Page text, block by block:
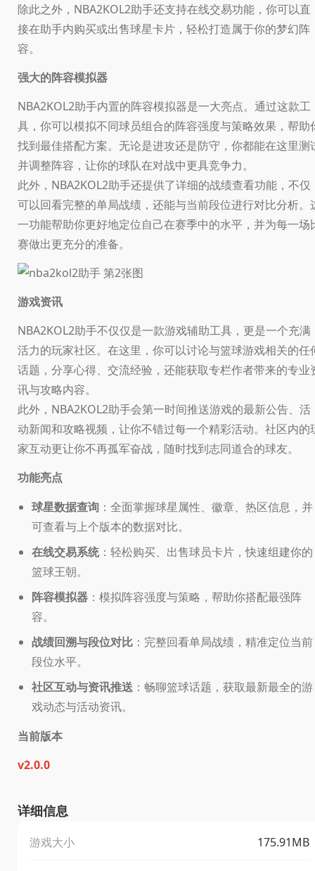
除此之外，NBA2KOL2助手还支持在线交易功能，你可以直
接在助手内购买或出售球星卡片，轻松打造属于你的梦幻阵
容。
强大的阵容模拟器
NBA2KOL2助手内置的阵容模拟器是一大亮点。通过这款工
具，你可以模拟不同球员组合的阵容强度与策略效果，帮助
找到最佳搭配方案。无论是进攻还是防守，你都能在这里测
并调整阵容，让你的球队在对战中更具竞争力。
此外，NBA2KOL2助手还提供了详细的战绩查看功能，不仅
可以回看完整的单局战绩，还能与当前段位进行对比分析。
一功能帮助你更好地定位自己在赛季中的水平，并为每一场
赛做出更充分的准备。
游戏资讯
NBA2KOL2助手不仅仅是一款游戏辅助工具，更是一个充满
活力的玩家社区。在这里，你可以讨论与篮球游戏相关的任
话题，分享心得、交流经验，还能获取专栏作者带来的专业
讯与攻略内容。
此外，NBA2KOL2助手会第一时间推送游戏的最新公告、活
动新闻和攻略视频，让你不错过每一个精彩活动。社区内的
家互动更让你不再孤军奋战，随时找到志同道合的球友。
功能亮点
球星数据查询 ：全面掌握球星属性、徽章、热区信息，并
可查看与上个版本的数据对比。
在线交易系统：轻松购买、出售球员卡片，快速组建你的
篮球王朝。
阵容模拟器 ：模拟阵容强度与策略，帮助你搭配最强阵
容。
战绩回溯与段位对比 ：完整回看单局战绩，精准定位当前
段位水平。
社区互动与资讯推送 ：畅聊篮球话题，获取最新最全的游
戏动态与活动资讯。
当前版本
v2.0.0
详细信息
游戏大小 175.91MB